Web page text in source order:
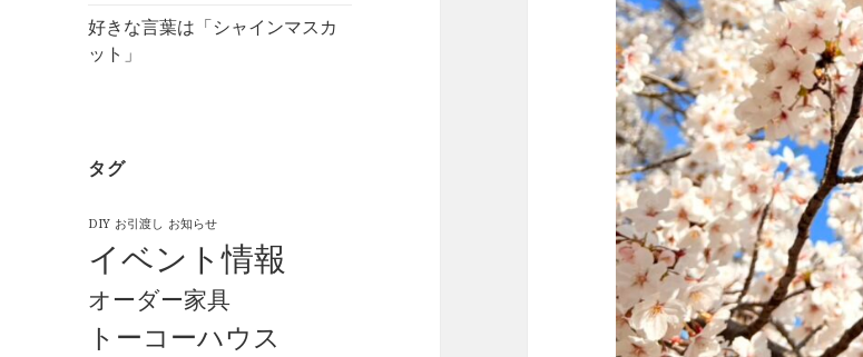
好きな言葉は「シャインマスカ
ット」
タグ
DIY お引渡し お知らせ
イベント情報
オーダー家具
トーコーハウス